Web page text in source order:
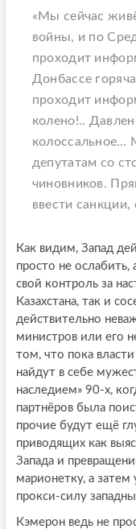
«Мы сейчас
войны, и по
проходит
Донбассе
проходит
колено!..
колоссальное…
депутатам со
чиновников.
ввести
Как видим, Запад
просто не
свой контроль за
Казахстана, так и
действительно
министров или его
том, что пока
найдут в себе
наследием» 90-х,
партнёров была
прочие будут ещё
приводящих как
Запада и
марионетку, а
прокси-силу
Кэмерон ведь не